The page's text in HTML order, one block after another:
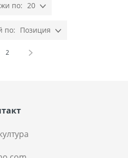
20
Позиция
четете страница
Страница
2